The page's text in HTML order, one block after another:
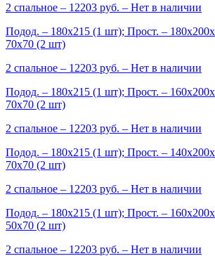
2 спальное – 12203 руб. – Нет в наличии
Подод. – 180х215 (1 шт); Прост. –
70х70 (2 шт)
2 спальное – 12203 руб. – Нет в наличии
Подод. – 180х215 (1 шт); Прост. –
70х70 (2 шт)
2 спальное – 12203 руб. – Нет в наличии
Подод. – 180х215 (1 шт); Прост. –
70х70 (2 шт)
2 спальное – 12203 руб. – Нет в наличии
Подод. – 180х215 (1 шт); Прост. –
50х70 (2 шт)
2 спальное – 12203 руб. – Нет в наличии